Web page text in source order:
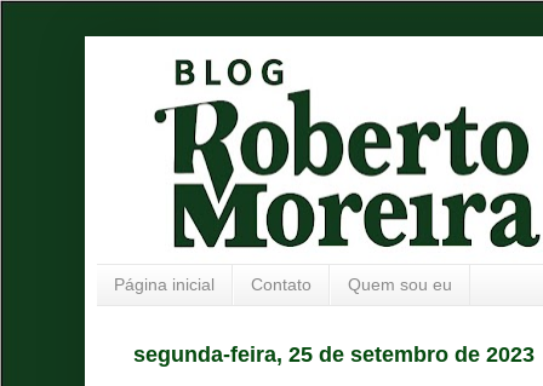
Página inicial Contato Quem sou eu
segunda-feira, 25 de setembro de 2023